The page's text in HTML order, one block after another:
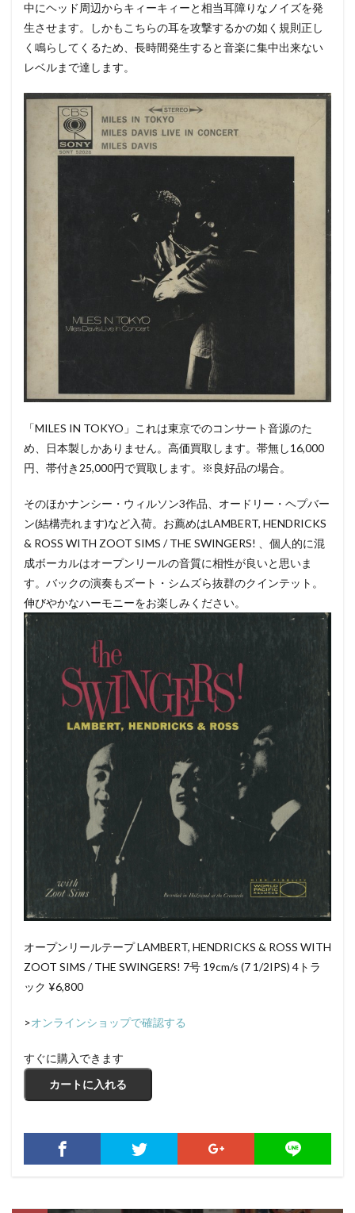
中にヘッド周辺からキィーキィーと相当耳障りなノイズを発
生させます。しかもこちらの耳を攻撃するかの如く規則正し
く鳴らしてくるため、長時間発生すると音楽に集中出来ない
レベルまで達します。
「MILES IN TOKYO」これは東京でのコンサート音源のた
め、日本製しかありません。高価買取します。帯無し16,000
円、帯付き25,000円で買取します。※良好品の場合。
そのほかナンシー・ウィルソン3作品、オードリー・ヘプバー
ン(結構売れます)など入荷。お薦めはLAMBERT, HENDRICKS
& ROSS WITH ZOOT SIMS / THE SWINGERS! 、個人的に混
成ボーカルはオープンリールの音質に相性が良いと思いま
す。バックの演奏もズート・シムズら抜群のクインテット。
伸びやかなハーモニーをお楽しみください。
オープンリールテープ LAMBERT, HENDRICKS & ROSS WITH
ZOOT SIMS / THE SWINGERS! 7号 19cm/s (7 1/2IPS) 4トラ
ック ¥6,800
>オンラインショップで確認する
すぐに購入できます